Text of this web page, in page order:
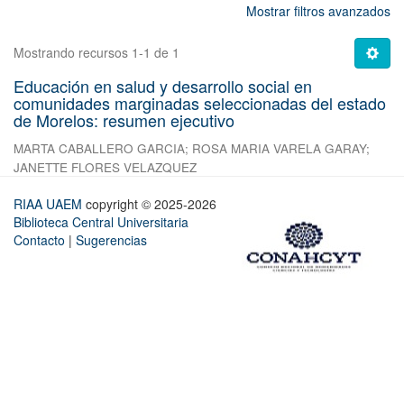
Mostrar filtros avanzados
Mostrando recursos 1-1 de 1
Educación en salud y desarrollo social en
comunidades marginadas seleccionadas del estado
de Morelos: resumen ejecutivo
MARTA CABALLERO GARCIA; ROSA MARIA VARELA GARAY;
JANETTE FLORES VELAZQUEZ
RIAA UAEM copyright © 2025-2026
Biblioteca Central Universitaria
Contacto | Sugerencias